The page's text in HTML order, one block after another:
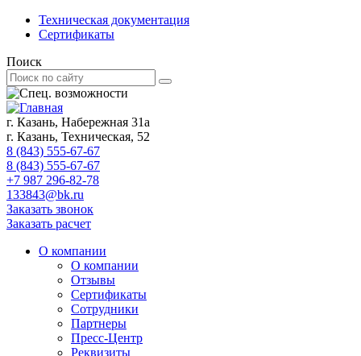
Техническая документация
Сертификаты
Поиск
г. Казань, Набережная 31а
г. Казань, Техническая, 52
8 (843) 555-67-67
8 (843) 555-67-67
+7 987 296-82-78
133843@bk.ru
Заказать звонок
Заказать расчет
О компании
О компании
Отзывы
Сертификаты
Сотрудники
Партнеры
Пресс-Центр
Реквизиты